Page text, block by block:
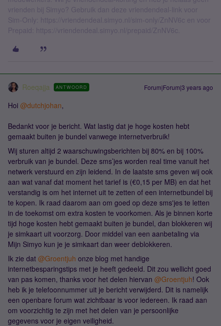
vrienden bij Simyo? Gebruik dan deze vriendendeal-link voor
Sim-Only: https://vriendendeal.simyo.nl/sim-only/ZnNV6c en voor
Prepaid: https://vriendendeal.simyo.nl/prepaid/ZnNV6c.
Roeqajja ANTWOORD Forum|Forum|3 years ago
Hoi @dutchjohan,
Bedankt voor je bericht. Wat lastig dat je hoge kosten hebt
gemaakt buiten je bundel vanwege internetverbruik!
Wij sturen altijd 2 waarschuwingsberichten bij 80% en bij 100%
verbruik van je bundel. Deze sms’jes worden real time vanuit het
netwerk verstuurd en zijn leidend. In de laatste sms geven wij ook
aan wat vanaf dat moment het tarief is (€0,15 per MB) en dat het
verstandig is om het internet uit te zetten of een internetbundel bij
te kopen. Ik raad daarom aan om goed op deze sms'jes te letten
in de toekomst om extra kosten te voorkomen. Als je binnen korte
tijd hoge kosten hebt gemaakt buiten je bundel, dan blokkeren wij
je simkaart uit voorzorg. Door middel van een aanbetaling via
Mijn Simyo kun je je simkaart dan weer deblokkeren.
Ik zie dat @Groentjuh onze blog met handige
internetbesparingstips met je heeft gedeeld. Dit zou wellicht goed
van pas komen, thanks voor het delen hiervan @Groentjuh! Ook
heb ik je telefoonnummer uit je bericht verwijderd. Dit is namelijk
een openbare forum wat zichtbaar is voor iedereen. Ik raad aan
om voorzichtig te zijn met het delen van je persoonlijke
gegevens voor je eigen veiligheid.